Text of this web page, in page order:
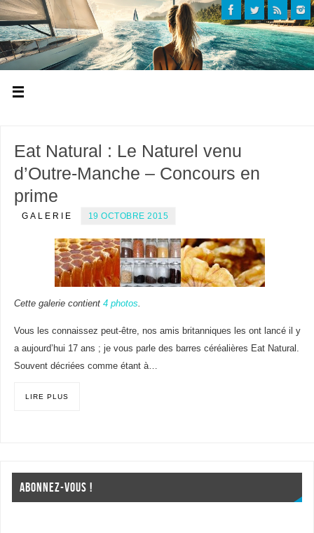
Eat Natural : Le Naturel venu
d’Outre-Manche – Concours en
prime
GALERIE 19 OCTOBRE 2015
Cette galerie contient 4 photos.
Vous les connaissez peut-être, nos amis britanniques les ont lancé il y
a aujourd’hui 17 ans ; je vous parle des barres céréalières Eat Natural.
Souvent décriées comme étant à…
LIRE PLUS
ABONNEZ-VOUS !